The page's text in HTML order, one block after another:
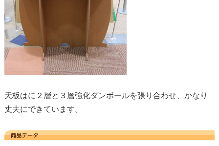
天板はに２層と３層強化ダンボールを張り合わせ、かなり
丈夫にできています。